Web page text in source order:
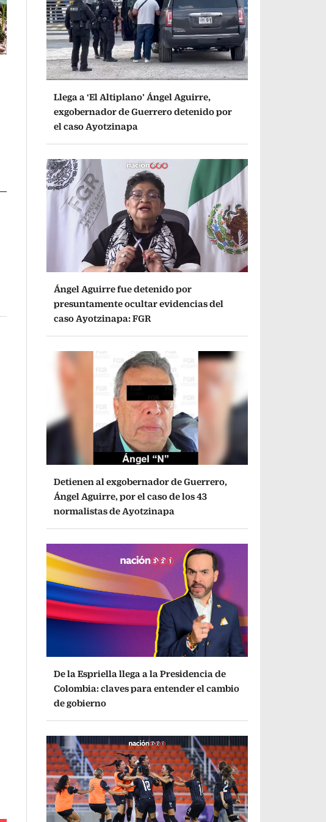
Llega a ‘El Altiplano’ Ángel Aguirre,
exgobernador de Guerrero detenido por
el caso Ayotzinapa
Ángel Aguirre fue detenido por
presuntamente ocultar evidencias del
caso Ayotzinapa: FGR
Detienen al exgobernador de Guerrero,
Ángel Aguirre, por el caso de los 43
normalistas de Ayotzinapa
De la Espriella llega a la Presidencia de
Colombia: claves para entender el cambio
de gobierno